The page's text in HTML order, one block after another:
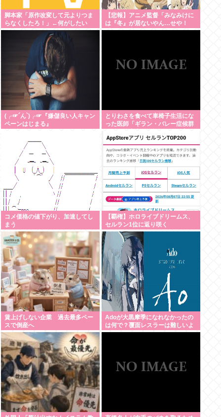
脚本家「原作改変して元よりつま
らなくしたろ！」←何がしたい
の？
【悲報】アニメ監督「みなみけに
は『冬』が居ないやん…せや！
『冬』の末っ子をアニメオリジナ
(╭☞´ん`)╭☞『嫌儲良い人キャン
ペーンはじまる』
とりわさを食べて車椅子生活にな
った医師「ギラン・バレー症候群
良かったと思った」
コメ価格の値下がり、加速してし
まう
【覇権】ホロライブドリームス、
セルラン1位に返り咲く
WIWIWIWIWIWIWIWIWIWIWIWIWI
WIWIWIWIWI
賃上げしない企業 過去最多ペー
スで倒産へ
Adoが大黒摩季になれなかったの
は何で？覆面レスラーは難しいよ
ね